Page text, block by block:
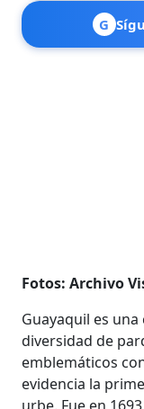
G
Fotos: Archivo
Guayaquil es
diversidad de
emblemáticos
evidencia la